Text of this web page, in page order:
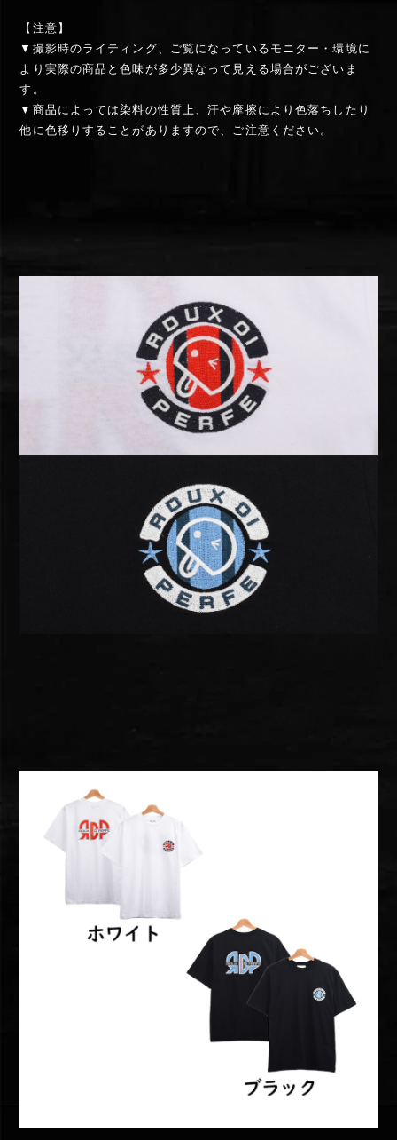
【注意】
▼撮影時のライティング、ご覧になっているモニター・環境に
より実際の商品と色味が多少異なって見える場合がございま
す。
▼商品によっては染料の性質上、汗や摩擦により色落ちしたり
他に色移りすることがありますので、ご注意ください。